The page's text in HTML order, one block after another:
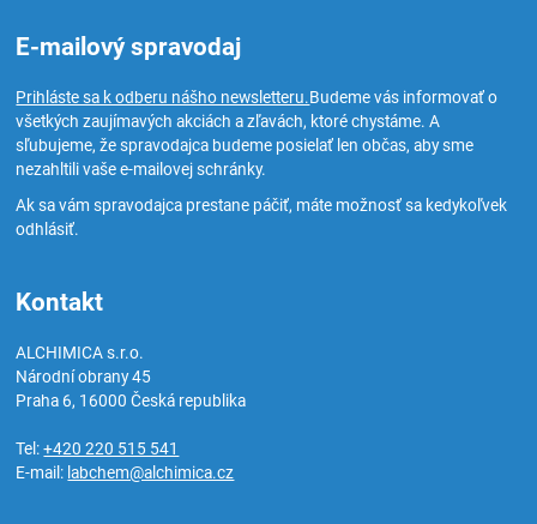
E-mailový spravodaj
Prihláste sa k odberu nášho newsletteru.Budeme vás informovať o
všetkých zaujímavých akciách a zľavách, ktoré chystáme. A
sľubujeme, že spravodajca budeme posielať len občas, aby sme
nezahltili vaše e-mailovej schránky.
Ak sa vám spravodajca prestane páčiť, máte možnosť sa kedykoľvek
odhlásiť.
Kontakt
ALCHIMICA s.r.o.
Národní obrany 45
Praha 6, 16000Česká republika
Tel:+420 220 515 541
E-mail: labchem@alchimica.cz